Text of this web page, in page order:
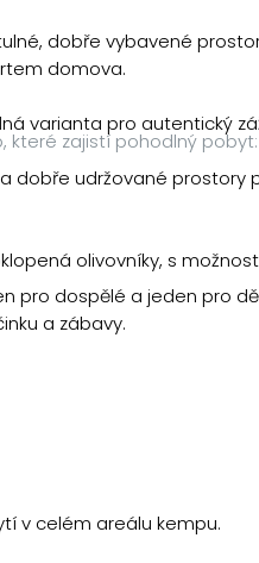
dobře vybavené
domova.
varianta pro autentický
dobře udržované
olivovníky, s
které zajistí pohodlný pobyt:
pro dospělé a jeden pro
a zábavy.
v celém areálu kempu.